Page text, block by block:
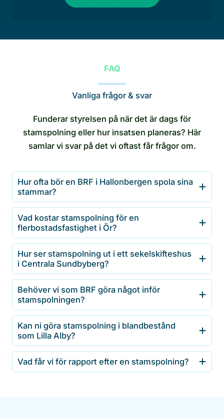
FAQ
Vanliga frågor & svar
Funderar styrelsen på när det är dags för
stamspolning eller hur insatsen planeras? Här
samlar vi svar på det vi oftast får frågor om.
Hur ofta bör en BRF i Hallonbergen spola sina
stammar?
Vad kostar stamspolning för en
flerbostadsfastighet i Ör?
Hur ser stamspolning ut i ett sekelskifteshus
i Centrala Sundbyberg?
Behöver vi som BRF göra något inför
stamspolningen?
Kan ni göra stamspolning i blandbestånd
som Lilla Alby?
Vad får vi för rapport efter en stamspolning?